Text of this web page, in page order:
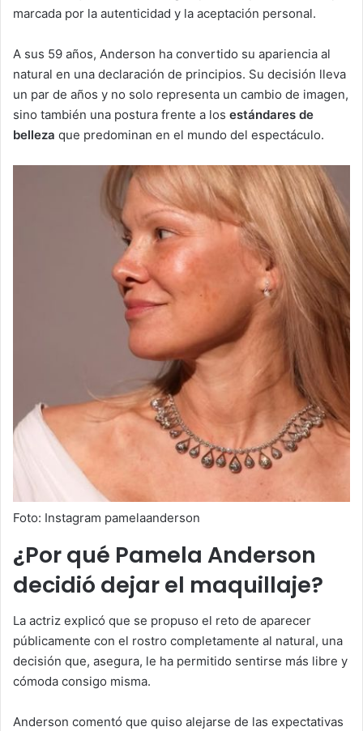
marcada por la autenticidad y la aceptación personal.
A sus 59 años, Anderson ha convertido su apariencia al
natural en una declaración de principios. Su decisión lleva
un par de años y no solo representa un cambio de imagen,
sino también una postura frente a los estándares de
belleza que predominan en el mundo del espectáculo.
Foto: Instagram pamelaanderson
¿Por qué Pamela Anderson
decidió dejar el maquillaje?
La actriz explicó que se propuso el reto de aparecer
públicamente con el rostro completamente al natural, una
decisión que, asegura, le ha permitido sentirse más libre y
cómoda consigo misma.
Anderson comentó que quiso alejarse de las expectativas